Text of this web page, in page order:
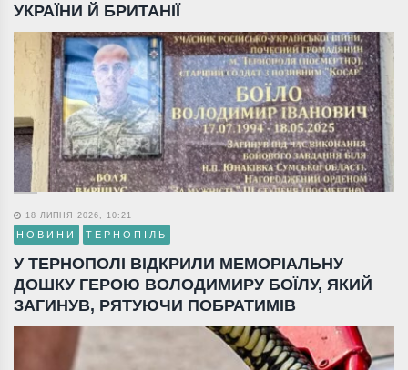
УКРАЇНИ Й БРИТАНІЇ
18 ЛИПНЯ 2026, 10:21
НОВИНИ ТЕРНОПІЛЬ
У ТЕРНОПОЛІ ВІДКРИЛИ МЕМОРІАЛЬНУ
ДОШКУ ГЕРОЮ ВОЛОДИМИРУ БОЇЛУ, ЯКИЙ
ЗАГИНУВ, РЯТУЮЧИ ПОБРАТИМІВ